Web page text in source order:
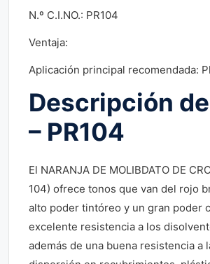
N.º C.I.NO.: PR104
Ventaja:
Aplicación principal recomendada:
Descripción
– PR104
El NARANJA DE MOLIBDATO DE
104) ofrece tonos que van del rojo
alto poder tintóreo y un gran poder
excelente resistencia a los
además de una buena resistencia a